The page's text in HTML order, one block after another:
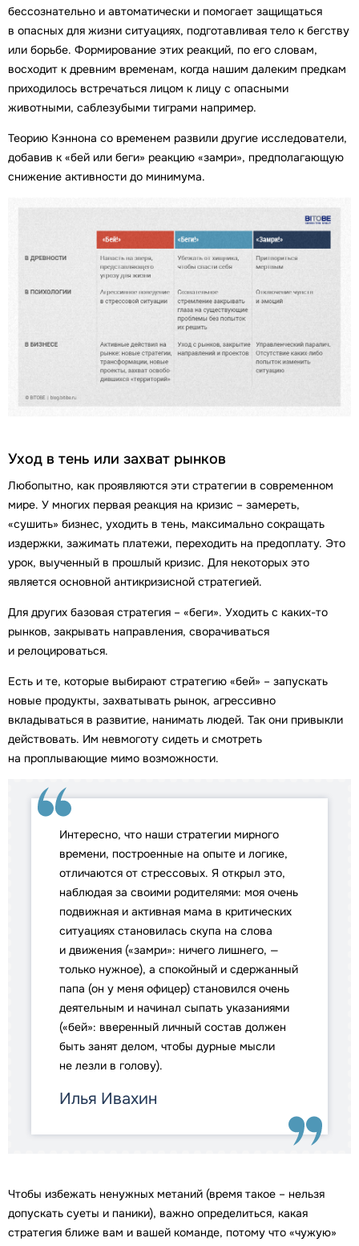
бессознательно и автоматически и помогает защищаться
в опасных для жизни ситуациях, подготавливая тело к бегству
или борьбе. Формирование этих реакций, по его словам,
восходит к древним временам, когда нашим далеким предкам
приходилось встречаться лицом к лицу с опасными
животными, саблезубыми тиграми например.
Теорию Кэннона со временем развили другие исследователи,
добавив к «бей или беги» реакцию «замри», предполагающую
снижение активности до минимума.
Уход в тень или захват рынков
Любопытно, как проявляются эти стратегии в современном
мире. У многих первая реакция на кризис – замереть,
«сушить» бизнес, уходить в тень, максимально сокращать
издержки, зажимать платежи, переходить на предоплату. Это
урок, выученный в прошлый кризис. Для некоторых это
является основной антикризисной стратегией.
Для других базовая стратегия – «беги». Уходить с каких-то
рынков, закрывать направления, сворачиваться
и релоцироваться.
Есть и те, которые выбирают стратегию «бей» – запускать
новые продукты, захватывать рынок, агрессивно
вкладываться в развитие, нанимать людей. Так они привыкли
действовать. Им невмоготу сидеть и смотреть
на проплывающие мимо возможности.
Интересно, что наши стратегии мирного
времени, построенные на опыте и логике,
отличаются от стрессовых. Я открыл это,
наблюдая за своими родителями: моя очень
подвижная и активная мама в критических
ситуациях становилась скупа на слова
и движения («замри»: ничего лишнего, —
только нужное), а спокойный и сдержанный
папа (он у меня офицер) становился очень
деятельным и начинал сыпать указаниями
(«бей»: вверенный личный состав должен
быть занят делом, чтобы дурные мысли
не лезли в голову).
Илья Ивахин
Чтобы избежать ненужных метаний (время такое – нельзя
допускать суеты и паники), важно определиться, какая
стратегия ближе вам и вашей команде, потому что «чужую»